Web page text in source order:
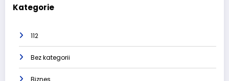
Kategorie
112
Bez kategorii
Biznes